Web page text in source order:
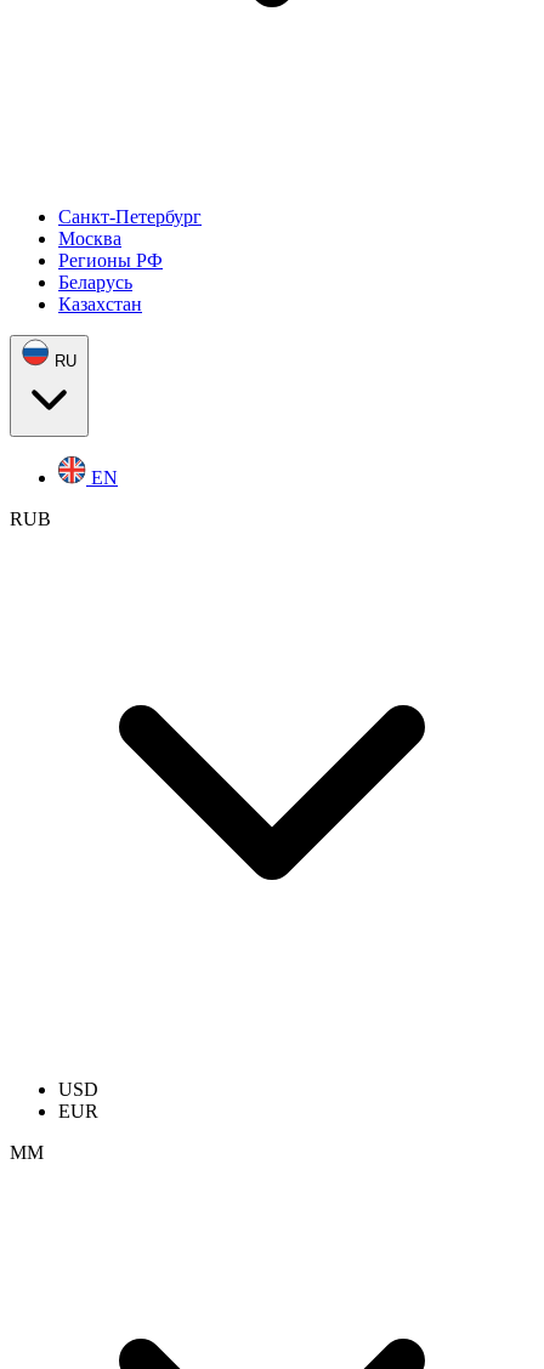
Санкт-Петербург
Москва
Регионы РФ
Беларусь
Казахстан
RU
EN
RUB
USD
EUR
ММ